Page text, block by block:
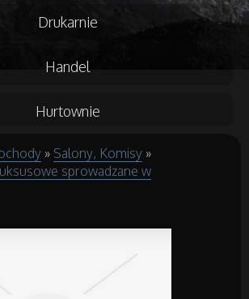
Drukarnie
Handel
Hurtownie
Kredyty, Leasing
Ekologia
» Salony, Komisy »
sprowadzane w